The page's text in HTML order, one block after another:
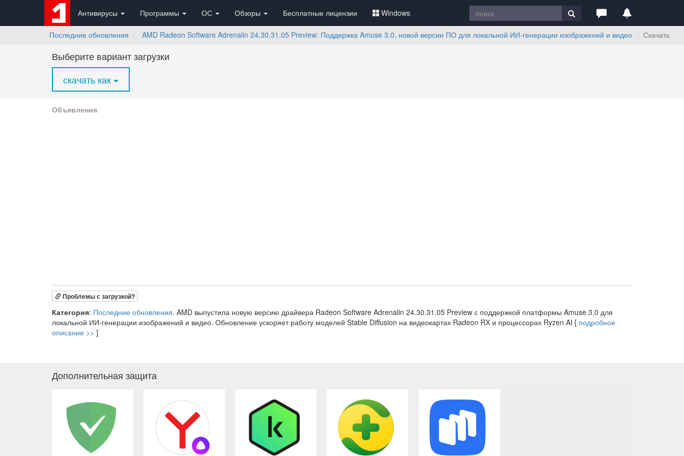
Антивирусы Программы ОС Обзоры Бесплатные лицензии Windows
Последние обновления AMD Radeon Software Adrenalin 24.30.31.05 Preview: Поддержка Amuse 3.0, новой версии ПО для локальной ИИ-генерации изображений и видео Скачать
Выберите вариант загрузки
скачать как
Объявления
Проблемы с загрузкой?
Категория: Последние обновления. AMD выпустила новую версию драйвера Radeon Software Adrenalin 24.30.31.05 Preview с поддержкой платформы Amuse 3.0 для
локальной ИИ-генерации изображений и видео. Обновление ускоряет работу моделей Stable Diffusion на видеокартах Radeon RX и процессорах Ryzen AI [ подробное
описание >> ]
Дополнительная защита